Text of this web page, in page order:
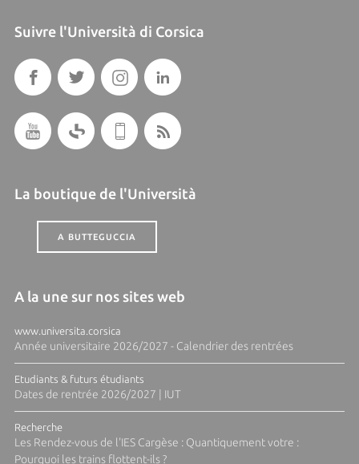
Suivre l'Università di Corsica
La boutique de l'Università
A BUTTEGUCCIA
A la une sur nos sites web
www.universita.corsica
Année universitaire 2026/2027 - Calendrier des rentrées
Etudiants & futurs étudiants
Dates de rentrée 2026/2027 | IUT
Recherche
Les Rendez-vous de l'IES Cargèse : Quantiquement votre :
Pourquoi les trains flottent-ils ?